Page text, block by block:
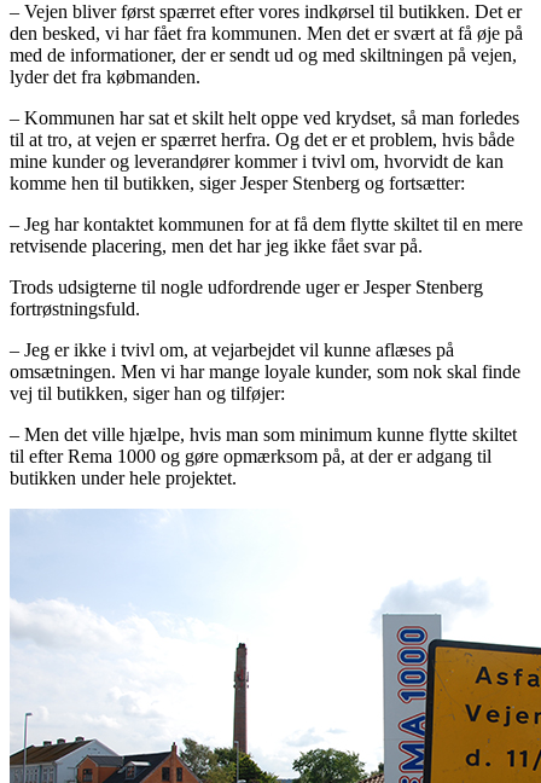
– Vejen bliver først spærret efter vores indkørsel til butikken. Det er
den besked, vi har fået fra kommunen. Men det er svært at få øje på
med de informationer, der er sendt ud og med skiltningen på vejen,
lyder det fra købmanden.
– Kommunen har sat et skilt helt oppe ved krydset, så man forledes
til at tro, at vejen er spærret herfra. Og det er et problem, hvis både
mine kunder og leverandører kommer i tvivl om, hvorvidt de kan
komme hen til butikken, siger Jesper Stenberg og fortsætter:
– Jeg har kontaktet kommunen for at få dem flytte skiltet til en mere
retvisende placering, men det har jeg ikke fået svar på.
Trods udsigterne til nogle udfordrende uger er Jesper Stenberg
fortrøstningsfuld.
– Jeg er ikke i tvivl om, at vejarbejdet vil kunne aflæses på
omsætningen. Men vi har mange loyale kunder, som nok skal finde
vej til butikken, siger han og tilføjer:
– Men det ville hjælpe, hvis man som minimum kunne flytte skiltet
til efter Rema 1000 og gøre opmærksom på, at der er adgang til
butikken under hele projektet.